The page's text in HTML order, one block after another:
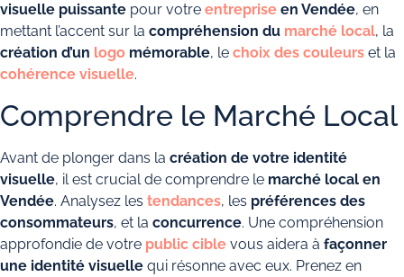
visuelle puissante pour votre entreprise en Vendée, en
mettant l’accent sur la compréhension du marché local, la
création d’un logo mémorable, le choix des couleurs et la
cohérence visuelle.
Comprendre le Marché Local
Avant de plonger dans la création de votre identité
visuelle, il est crucial de comprendre le marché local en
Vendée. Analysez les tendances, les préférences des
consommateurs, et la concurrence. Une compréhension
approfondie de votre public cible vous aidera à façonner
une identité visuelle qui résonne avec eux. Prenez en